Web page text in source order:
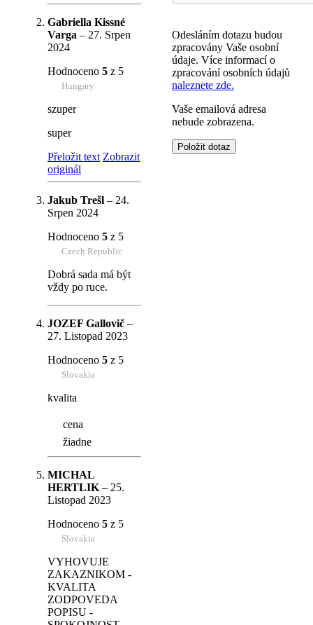
Gabriella Kissné
Varga – 27. Srpen
2024
Hodnoceno 5 z 5
Hungary
szuper
super
Přeložit text Zobrazit
originál
Jakub Trešl – 24.
Srpen 2024
Hodnoceno 5 z 5
Czech Republic
Dobrá sada má být
vždy po ruce.
JOZEF Gallovič –
27. Listopad 2023
Hodnoceno 5 z 5
Slovakia
kvalita
cena
žiadne
MICHAL
HERTLIK – 25.
Listopad 2023
Hodnoceno 5 z 5
Slovakia
VYHOVUJE
ZAKAZNIKOM -
KVALITA
ZODPOVEDA
POPISU -
Odesláním dotazu budou
zpracovány Vaše osobní
údaje. Více informací o
zpracování osobních údajů
naleznete zde.
Vaše emailová adresa
nebude zobrazena.